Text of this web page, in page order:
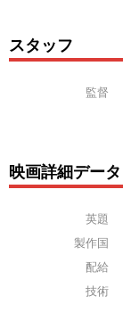
スタッフ
監督
映画詳細データ
英題
製作国
配給
技術